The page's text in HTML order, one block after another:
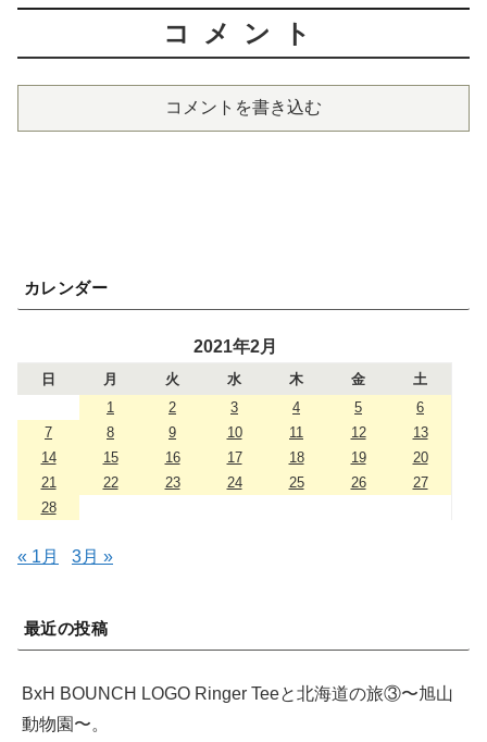
コメント
コメントを書き込む
カレンダー
2021年2月
日 月 火 水 木 金
土
1
2 3 4 5
6
7
8 9 10 11 12
13
14
15 16 17 18 19
20
21
22 23 24 25 26
27
28
« 1月 3月 »
最近の投稿
BxH BOUNCH LOGO Ringer Teeと北海道の旅③〜旭山
動物園〜。